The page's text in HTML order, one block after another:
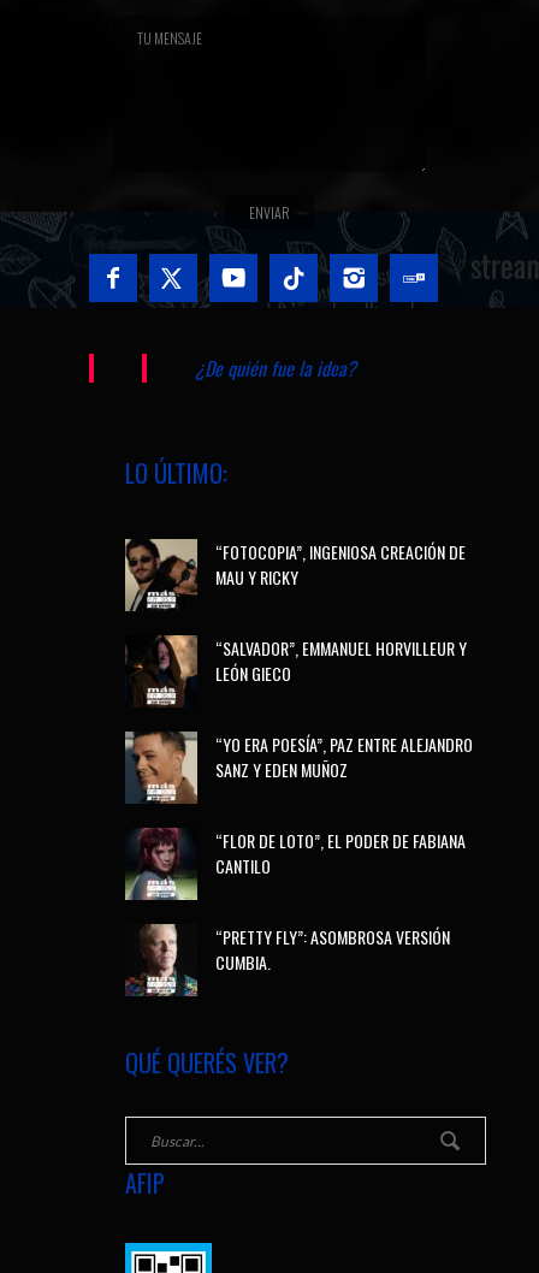
¿De quién fue la idea?
LO ÚLTIMO:
“FOTOCOPIA”, INGENIOSA CREACIÓN DE
MAU Y RICKY
“SALVADOR”, EMMANUEL HORVILLEUR Y
LEÓN GIECO
“YO ERA POESÍA”, PAZ ENTRE ALEJANDRO
SANZ Y EDEN MUÑOZ
“FLOR DE LOTO”, EL PODER DE FABIANA
CANTILO
“PRETTY FLY”: ASOMBROSA VERSIÓN
CUMBIA.
QUÉ QUERÉS VER?
AFIP